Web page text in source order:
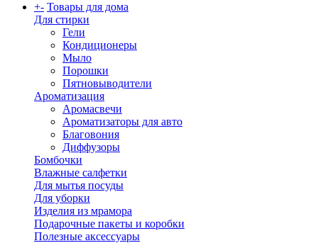
+- Товары для дома
Для стирки
Гели
Кондиционеры
Мыло
Порошки
Пятновыводители
Ароматизация
Аромасвечи
Ароматизаторы для авто
Благовония
Диффузоры
Бомбочки
Влажные салфетки
Для мытья посуды
Для уборки
Изделия из мрамора
Подарочные пакеты и коробки
Полезные аксессуары